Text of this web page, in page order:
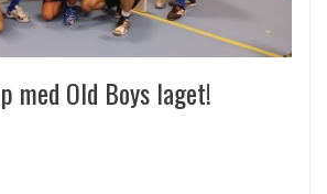
med Old Boys laget!